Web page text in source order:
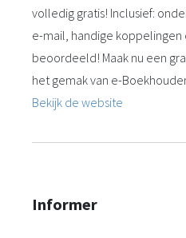
volledig gratis! Inclusief:
e-mail, handige koppelingen
beoordeeld! Maak nu een
het gemak van e-
Bekijk de website
Informer